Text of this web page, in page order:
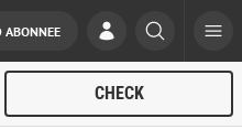
ABONNEE